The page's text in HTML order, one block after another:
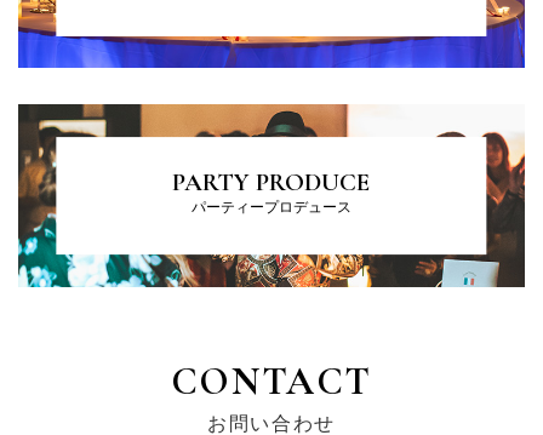
PARTY PRODUCE
パーティープロデュース
CONTACT
お問い合わせ